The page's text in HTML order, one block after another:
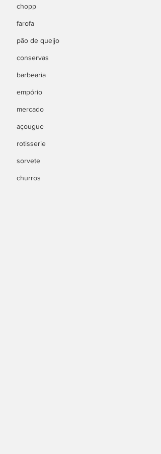
chopp
farofa
pão de queijo
conservas
barbearia
empório
mercado
açougue
rotisserie
sorvete
churros